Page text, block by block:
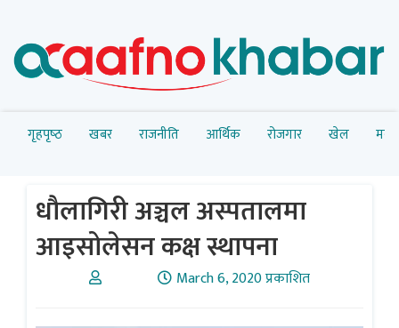
गृहपृष्‍ठ खबर राजनीति आर्थिक रोजगार खेल
धौलागिरी अञ्चल अस्पतालमा
आइसोलेसन कक्ष स्थापना
March 6, 2020 प्रकाशित